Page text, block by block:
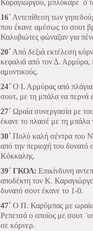
Καραγιώργου, μπλόκαρε ο
16΄ Αντεπίθεση των
που έκανε αμέσως το σουτ
Καλυβιώτες φώναξαν για
20΄ Από δεξιά εκτέλεση
κεφαλιά από τον Δ. Αρμύρα,
αμυντικούς.
24΄ Ο Ι. Αρμύρας από πλάγια
σουτ, με τη μπάλα να περνά
27΄ Ωραία συνεργασία με
έκανε το πλασέ με τη μπάλα
30΄ Πολύ καλή σέντρα του
από την περιοχή του
Κόκκαλης.
39΄ ΓΚΟΛ: Επικίνδυνη
αποδέκτη τον Κ.
δυνατό σουτ έκανε το 1-0.
47΄ Ο Π. Καρύμπας με ωραία
Ρεπετσά ο οποίος με σουτ
σε κόρνερ.